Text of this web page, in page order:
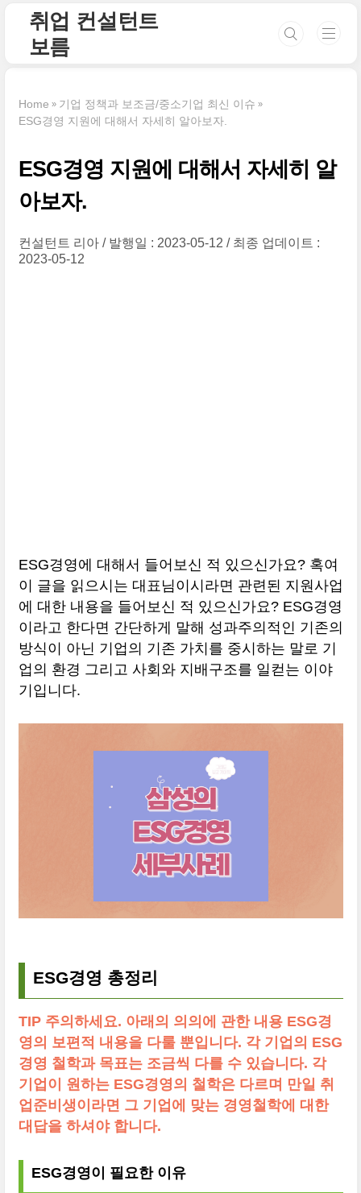
취업 컨설턴트
보름
Home
기업 정책과 보조금/중소기업 최신 이슈
ESG경영 지원에 대해서 자세히 알아보자.
ESG경영 지원에 대해서 자세히 알
아보자.
컨설턴트 리아 발행일 : 2023-05-12
최종 업데이트 :
2023-05-12
ESG경영에 대해서 들어보신 적 있으신가요? 혹여
이 글을 읽으시는 대표님이시라면 관련된 지원사업
에 대한 내용을 들어보신 적 있으신가요? ESG경영
이라고 한다면 간단하게 말해 성과주의적인 기존의
방식이 아닌 기업의 기존 가치를 중시하는 말로 기
업의 환경 그리고 사회와 지배구조를 일컫는 이야
기입니다.
ESG경영 총정리
TIP 주의하세요. 아래의 의의에 관한 내용 ESG경
영의 보편적 내용을 다룰 뿐입니다. 각 기업의 ESG
경영 철학과 목표는 조금씩 다를 수 있습니다. 각
기업이 원하는 ESG경영의 철학은 다르며 만일 취
업준비생이라면 그 기업에 맞는 경영철학에 대한
대답을 하셔야 합니다.
ESG경영이 필요한 이유